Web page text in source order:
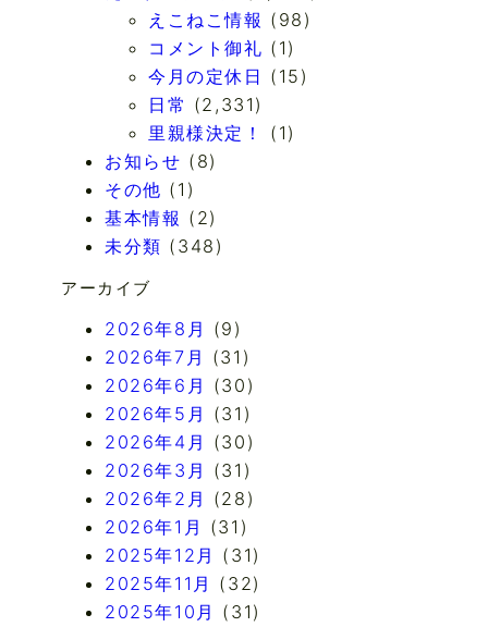
えこねこ情報 (98)
コメント御礼 (1)
今月の定休日 (15)
日常 (2,331)
里親様決定！
(1)
お知らせ (8)
その他 (1)
基本情報 (2)
未分類 (348)
アーカイブ
2026年8月 (9)
2026年7月 (31)
2026年6月 (30)
2026年5月 (31)
2026年4月 (30)
2026年3月 (31)
2026年2月 (28)
2026年1月 (31)
2025年12月 (31)
2025年11月 (32)
2025年10月 (31)